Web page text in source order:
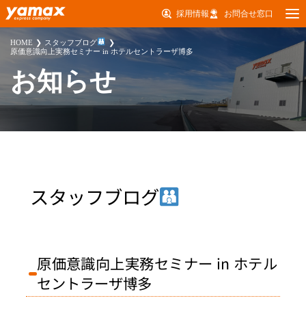
採用情報 お問合せ窓口
HOME
スタッフブログ
原価意識向上実務セミナー in ホテルセントラーザ博多
お知らせ
スタッフブログ
原価意識向上実務セミナー in ホテル
セントラーザ博多